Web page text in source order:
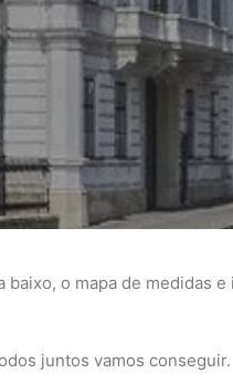
baixo, o mapa de medidas
juntos vamos conseguir.